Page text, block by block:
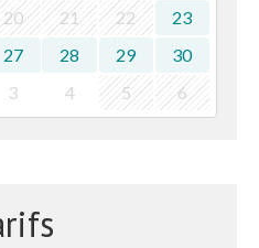
20 21 22
23
27 28 29
30
3 4 5 6